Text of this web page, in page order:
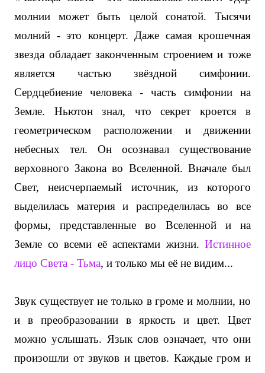
молнии может быть целой сонатой. Тысячи
молний - это концерт. Даже самая крошечная
звезда обладает законченным строением и тоже
является частью звёздной симфонии.
Сердцебиение человека - часть симфонии на
Земле. Ньютон знал, что секрет кроется в
геометрическом расположении и движении
небесных тел. Он осознавал существование
верховного Закона во Вселенной. Вначале был
Свет, неисчерпаемый источник, из которого
выделилась материя и распределилась во все
формы, представленные во Вселенной и на
Земле со всеми её аспектами жизни. Истинное
лицо Света - Тьма, и только мы её не видим...
Звук существует не только в громе и молнии, но
и в преобразовании в яркость и цвет. Цвет
можно услышать. Язык слов означает, что они
произошли от звуков и цветов. Каждые гром и